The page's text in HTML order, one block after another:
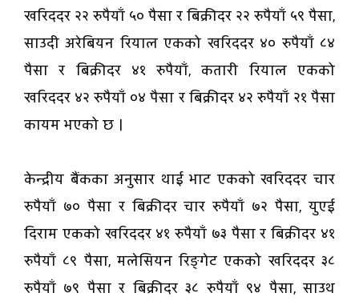
खरिददर २२ रुपैयाँ ५० पैसा र बिक्रीदर २२ रुपैयाँ ५९ पैसा,
साउदी अरेबियन रियाल एकको खरिददर ४० रुपैयाँ ८४
पैसा र बिक्रीदर ४१ रुपैयाँ, कतारी रियाल एकको
खरिददर ४२ रुपैयाँ ०४ पैसा र बिक्रीदर ४२ रुपैयाँ २१ पैसा
कायम भएको छ ।
केन्द्रीय बैंकका अनुसार थाई भाट एकको खरिददर चार
रुपैयाँ ७० पैसा र बिक्रीदर चार रुपैयाँ ७२ पैसा, युएई
दिराम एकको खरिददर ४१ रुपैयाँ ७३ पैसा र बिक्रीदर ४१
रुपैयाँ ८९ पैसा, मलेसियन रिङ्गेट एकको खरिददर ३८
रुपैयाँ ७९ पैसा र बिक्रीदर ३८ रुपैयाँ ९४ पैसा, साउथ